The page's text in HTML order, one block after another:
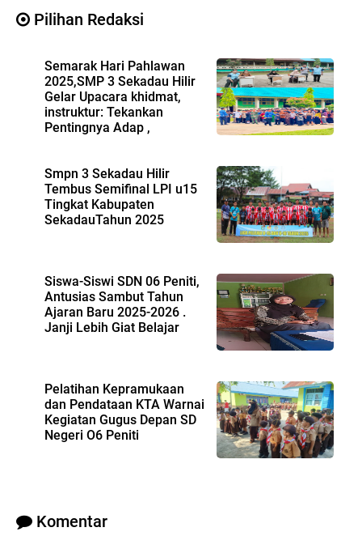
Pilihan Redaksi
Semarak Hari Pahlawan
2025,SMP 3 Sekadau Hilir
Gelar Upacara khidmat,
instruktur: Tekankan
Pentingnya Adap ,
Smpn 3 Sekadau Hilir
Tembus Semifinal LPI u15
Tingkat Kabupaten
SekadauTahun 2025
Siswa-Siswi SDN 06 Peniti,
Antusias Sambut Tahun
Ajaran Baru 2025-2026 .
Janji Lebih Giat Belajar
Pelatihan Kepramukaan
dan Pendataan KTA Warnai
Kegiatan Gugus Depan SD
Negeri O6 Peniti
Komentar